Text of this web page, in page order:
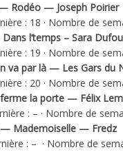
Rodéo — Joseph Poirier
: 18 · Nombre de
l’temps – Sara
: 19 · Nombre de
va par là — Les Gars du
: 20 · Nombre de
la porte — Félix
: – · Nombre de
Mademoiselle — Fredz
: – · Nombre de